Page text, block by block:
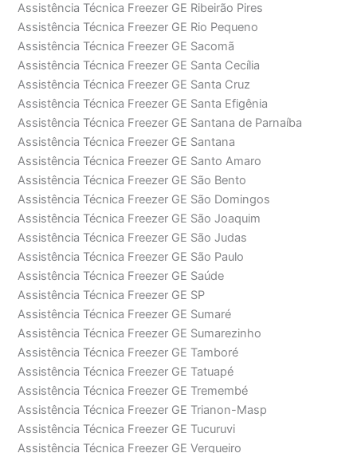
Assistência Técnica Freezer GE Ribeirão Pires
Assistência Técnica Freezer GE Rio Pequeno
Assistência Técnica Freezer GE Sacomã
Assistência Técnica Freezer GE Santa Cecília
Assistência Técnica Freezer GE Santa Cruz
Assistência Técnica Freezer GE Santa Efigênia
Assistência Técnica Freezer GE Santana de Parnaíba
Assistência Técnica Freezer GE Santana
Assistência Técnica Freezer GE Santo Amaro
Assistência Técnica Freezer GE São Bento
Assistência Técnica Freezer GE São Domingos
Assistência Técnica Freezer GE São Joaquim
Assistência Técnica Freezer GE São Judas
Assistência Técnica Freezer GE São Paulo
Assistência Técnica Freezer GE Saúde
Assistência Técnica Freezer GE SP
Assistência Técnica Freezer GE Sumaré
Assistência Técnica Freezer GE Sumarezinho
Assistência Técnica Freezer GE Tamboré
Assistência Técnica Freezer GE Tatuapé
Assistência Técnica Freezer GE Tremembé
Assistência Técnica Freezer GE Trianon-Masp
Assistência Técnica Freezer GE Tucuruvi
Assistência Técnica Freezer GE Vergueiro